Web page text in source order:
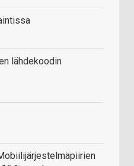
lähdekoodin